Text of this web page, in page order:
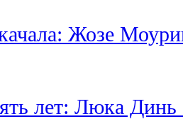
Жозе
лет: Люка